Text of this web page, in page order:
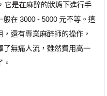
是在麻醉的狀態下進行手
在 3000 - 5000 元不等。這
還有專業麻醉師的操作，
無痛人流，雖然費用高一